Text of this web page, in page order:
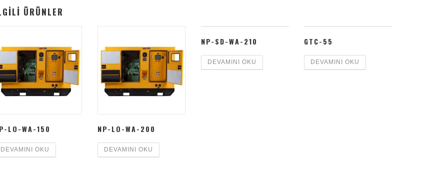
ÜRÜNLER
LO-WA-150
DEVAMINI OKU
NP-LO-WA-200
DEVAMINI OKU
NP-SD-WA-210
DEVAMINI OKU
GTC-55
DEVAMINI OKU